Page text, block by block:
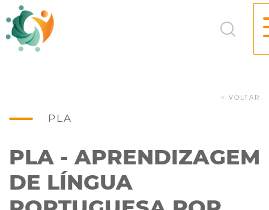
PLA
< VOLTAR
PLA - APRENDIZAGEM
DE LÍNGUA